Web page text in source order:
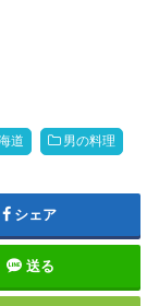
道 男の料理
シェア
送る